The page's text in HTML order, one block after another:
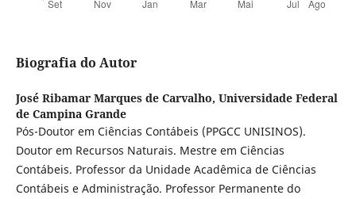
Biografia do Autor
José Ribamar Marques de Carvalho, Universidade Federal
de Campina Grande
Pós-Doutor em Ciências Contábeis (PPGCC UNISINOS).
Doutor em Recursos Naturais. Mestre em Ciências
Contábeis. Professor da Unidade Acadêmica de Ciências
Contábeis e Administração. Professor Permanente do